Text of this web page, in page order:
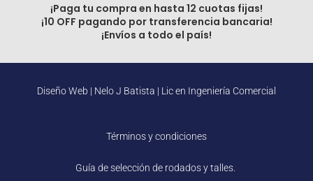
¡Paga tu compra en hasta 12 cuotas fijas!
¡10 OFF pagando por transferencia bancaria!
¡Envíos a todo el país!
Diseño Web | Nelo J Batista | Lic en Ingeniería Comercial
Términos y condiciones
Guía de selección de rodados y talles.